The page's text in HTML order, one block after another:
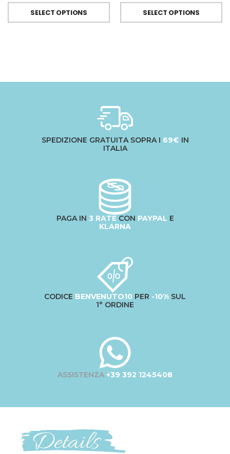
SELECT OPTIONS SELECT OPTIONS
SPEDIZIONE GRATUITA SOPRA I 69€ IN
ITALIA
PAGA IN 3 RATECON PAYPAL E
KLARNA
CODICE BENVENUTO10 PER -10% SUL
1° ORDINE
ASSISTENZA +39 392 1245408